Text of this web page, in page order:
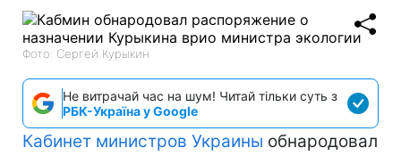
Фото: Сергей Курыкин
Не витрачай час на шум! Читай тільки суть з
РБК-Україна у Google
Кабинет министров Украины обнародовал